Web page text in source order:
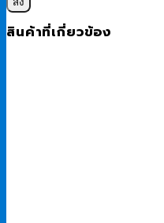
สินค้าที่เกี่ยวข้อง